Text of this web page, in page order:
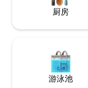
厨房
游泳池